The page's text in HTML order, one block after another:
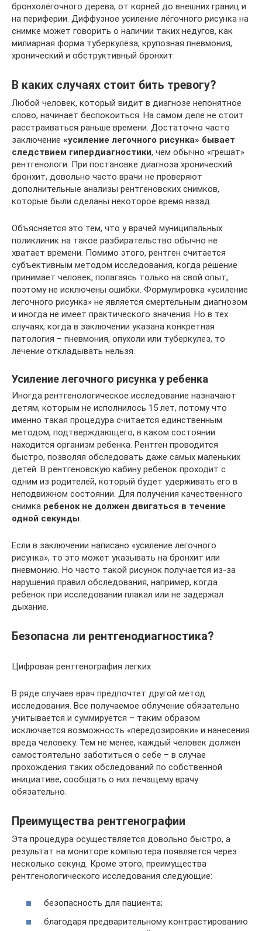
бронхолёгочного дерева, от корней до внешних границ и
на периферии. Диффузное усиление лёгочного рисунка на
снимке может говорить о наличии таких недугов, как
милиарная форма туберкулёза, крупозная пневмония,
хронический и обструктивный бронхит.
В каких случаях стоит бить тревогу?
Любой человек, который видит в диагнозе непонятное
слово, начинает беспокоиться. На самом деле не стоит
расстраиваться раньше времени. Достаточно часто
заключение «усиление легочного рисунка» бывает
следствием гипердиагностики, чем обычно «грешат»
рентгенологи. При постановке диагноза хронический
бронхит, довольно часто врачи не проверяют
дополнительные анализы рентгеновских снимков,
которые были сделаны некоторое время назад.
Объясняется это тем, что у врачей муниципальных
поликлиник на такое разбирательство обычно не
хватает времени. Помимо этого, рентген считается
субъективным методом исследования, когда решение
принимает человек, полагаясь только на свой опыт,
поэтому не исключены ошибки. Формулировка «усиление
легочного рисунка» не является смертельным диагнозом
и иногда не имеет практического значения. Но в тех
случаях, когда в заключении указана конкретная
патология – пневмония, опухоли или туберкулез, то
лечение откладывать нельзя.
Усиление легочного рисунка у ребенка
Иногда рентгенологическое исследование назначают
детям, которым не исполнилось 15 лет, потому что
именно такая процедура считается единственным
методом, подтверждающего, в каком состоянии
находится организм ребенка. Рентген проводится
быстро, позволяя обследовать даже самых маленьких
детей. В рентгеновскую кабину ребенок проходит с
одним из родителей, который будет удерживать его в
неподвижном состоянии. Для получения качественного
снимка ребенок не должен двигаться в течение
одной секунды
Если в заключении написано «усиление легочного
рисунка», то это может указывать на бронхит или
пневмонию. Но часто такой рисунок получается из-за
нарушения правил обследования, например, когда
ребенок при исследовании плакал или не задержал
дыхание.
Безопасна ли рентгенодиагностика?
Цифровая рентгенография легких
В ряде случаев врач предпочтет другой метод
исследования. Все получаемое облучение обязательно
учитывается и суммируется – таким образом
исключается возможность «передозировки» и нанесения
вреда человеку. Тем не менее, каждый человек должен
самостоятельно заботиться о себе – в случае
прохождения таких обследований по собственной
инициативе, сообщать о них лечащему врачу
обязательно.
Преимущества рентгенографии
Эта процедура осуществляется довольно быстро, а
результат на мониторе компьютера появляется через
несколько секунд. Кроме этого, преимущества
рентгенологического исследования следующие:
безопасность для пациента;
благодаря предварительному контрастированию